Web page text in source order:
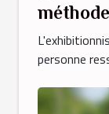
personne